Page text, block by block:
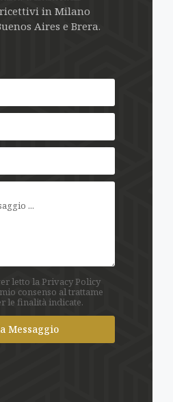
in Milano
Aires e Brera.
letto la Privacy Policy
consenso al trattame
le finalità indicate.
Messaggio